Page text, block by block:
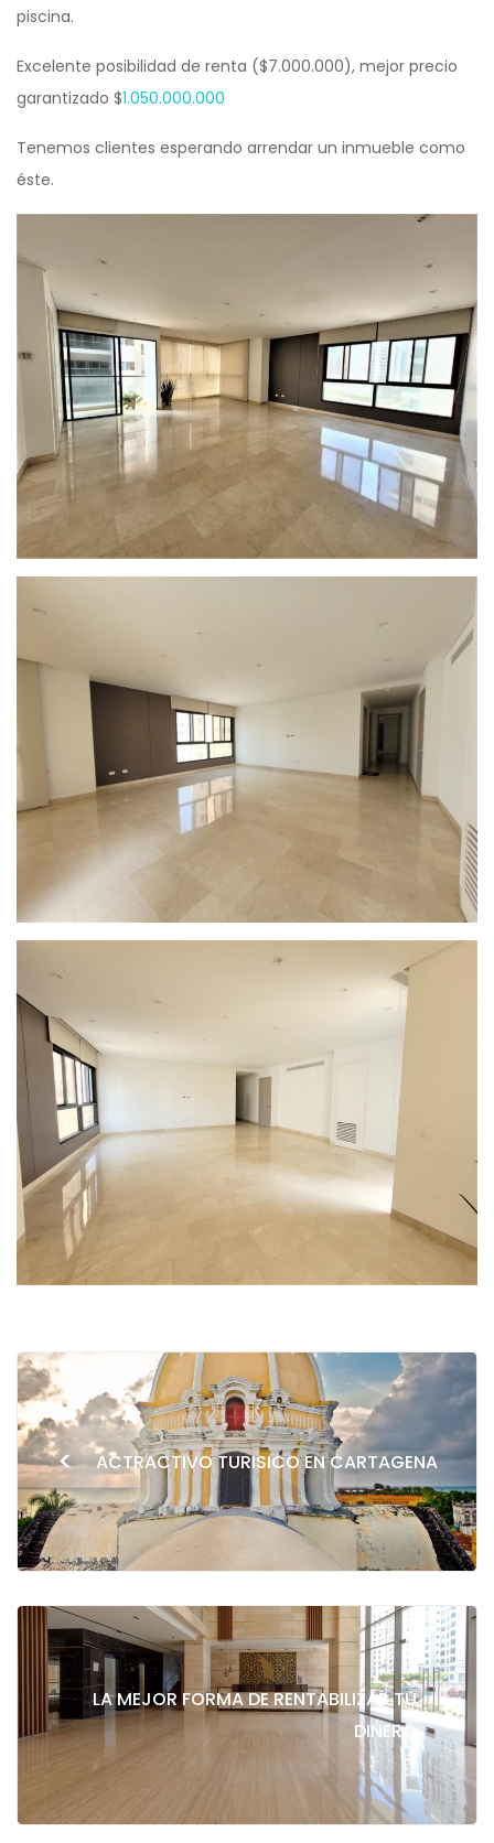
piscina.
Excelente posibilidad de renta ($7.000.000), mejor precio
garantizado $1.050.000.000
Tenemos clientes esperando arrendar un inmueble como
éste.
< ACTRACTIVO TURISICO EN CARTAGENA
LA MEJOR FORMA DE RENTABILIZAR TU
DINERO
>